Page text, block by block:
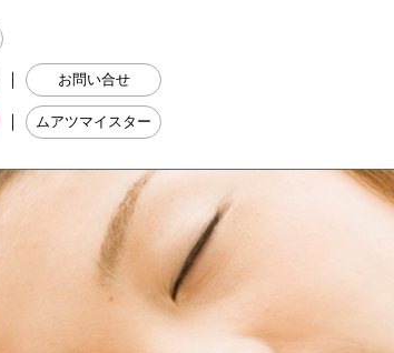
｜ お問い合せ
｜ ムアツマイスター